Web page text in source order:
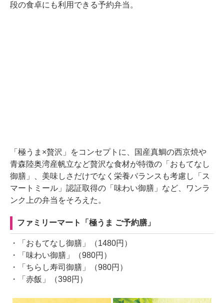
段の食卓にも利用できる予約弁当。
「極うま×贅沢」をコンセプトに、国産真鯛の西京焼や
青森陸奥湾産帆立など贅沢な食材が特徴の「おもてなし
御膳」、美味しさだけでなく栄養バランスも考慮し「ス
マートミール」認証取得の「味わい御膳」など、ワンラ
ンク上の弁当をそろえた。
ファミリーマート「極うま ご予約膳」
・「おもてなし御膳」（1480円）
・「味わい御膳」（980円）
・「ちらし寿司御膳」（980円）
・「赤飯」（398円）